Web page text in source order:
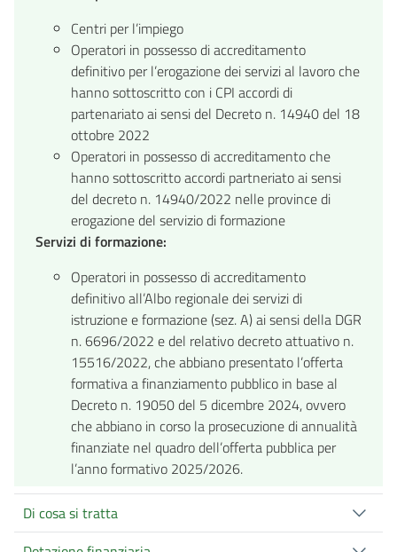
Centri per l’impiego
Operatori in possesso di accreditamento
definitivo per l’erogazione dei servizi al lavoro che
hanno sottoscritto con i CPI accordi di
partenariato ai sensi del Decreto n. 14940 del 18
ottobre 2022
Operatori in possesso di accreditamento che
hanno sottoscritto accordi partneriato ai sensi
del decreto n. 14940/2022 nelle province di
erogazione del servizio di formazione
Servizi di formazione:
Operatori in possesso di accreditamento
definitivo all’Albo regionale dei servizi di
istruzione e formazione (sez. A) ai sensi della DGR
n. 6696/2022 e del relativo decreto attuativo n.
15516/2022, che abbiano presentato l’offerta
formativa a finanziamento pubblico in base al
Decreto n. 19050 del 5 dicembre 2024, ovvero
che abbiano in corso la prosecuzione di annualità
finanziate nel quadro dell’offerta pubblica per
l’anno formativo 2025/2026.
Di cosa si tratta